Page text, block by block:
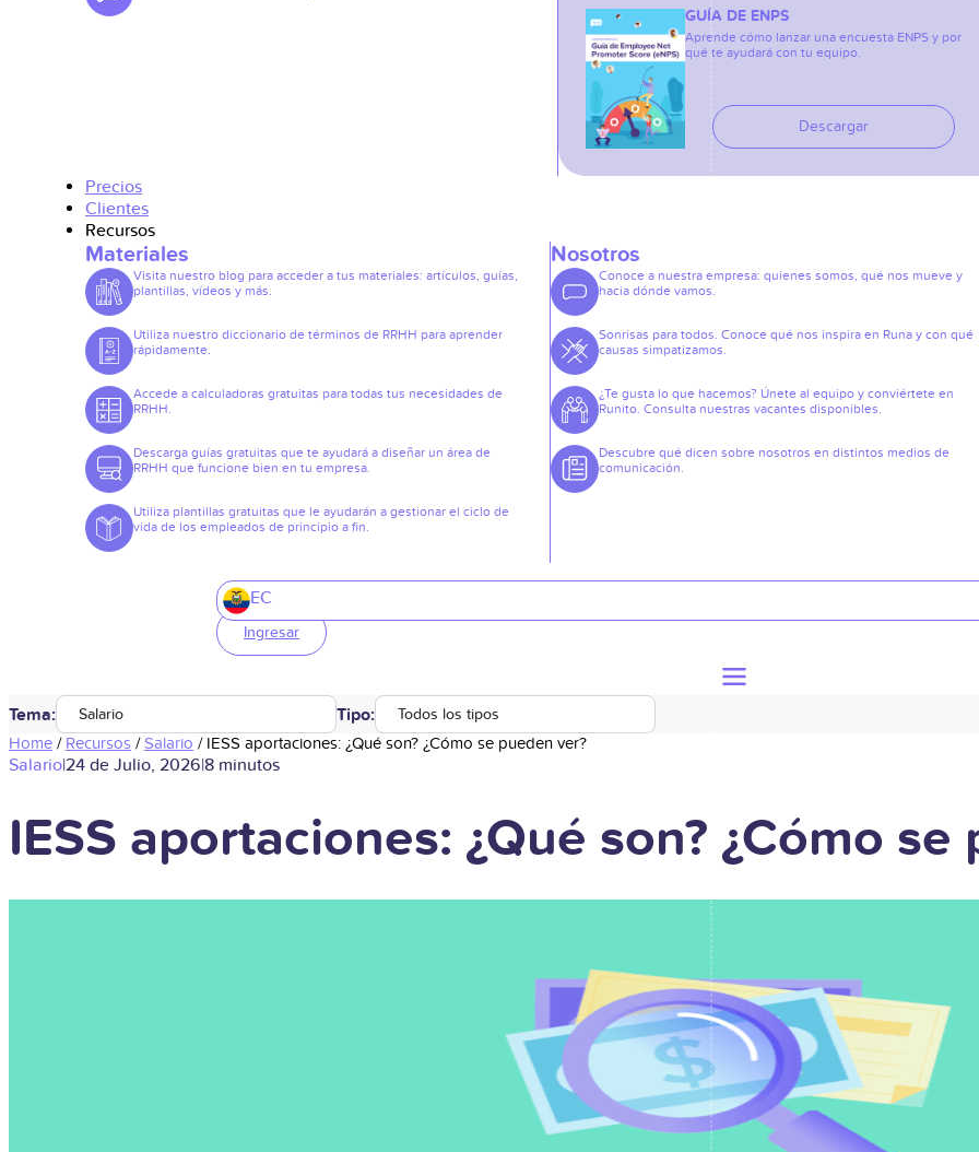
GUÍA DE ENPS
Aprende cómo lanzar una encuesta ENPS y por
qué te ayudará con tu equipo.
Descargar
Precios
Clientes
Recursos
Materiales
Visita nuestro blog para acceder a tus materiales: artículos, guías,
plantillas, vídeos y más.
Utiliza nuestro diccionario de términos de RRHH para aprender
rápidamente.
Accede a calculadoras gratuitas para todas tus necesidades de
RRHH.
Descarga guías gratuitas que te ayudará a diseñar un área de
RRHH que funcione bien en tu empresa.
Utiliza plantillas gratuitas que le ayudarán a gestionar el ciclo de
vida de los empleados de principio a fin.
Nosotros
Conoce a nuestra empresa: quienes somos, qué nos mueve y
hacia dónde vamos.
Sonrisas para todos. Conoce qué nos inspira en Runa y con qué
causas simpatizamos.
¿Te gusta lo que hacemos? Únete al equipo y conviértete en
Runito. Consulta nuestras vacantes disponibles.
Descubre qué dicen sobre nosotros en distintos medios de
comunicación.
EC
Ingresar
Tema: Salario Tipo: Todos los tipos
Home / Recursos /Salario / IESS aportaciones: ¿Qué son? ¿Cómo se pueden ver?
Salario|24 de Julio, 2026|8 minutos
IESS aportaciones: ¿Qué son? ¿Cómo se